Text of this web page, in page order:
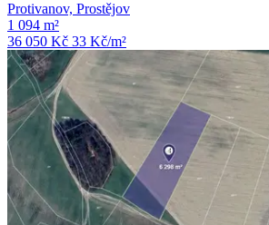
Protivanov, Prostějov
1 094 m²
36 050 Kč 33 Kč/m²